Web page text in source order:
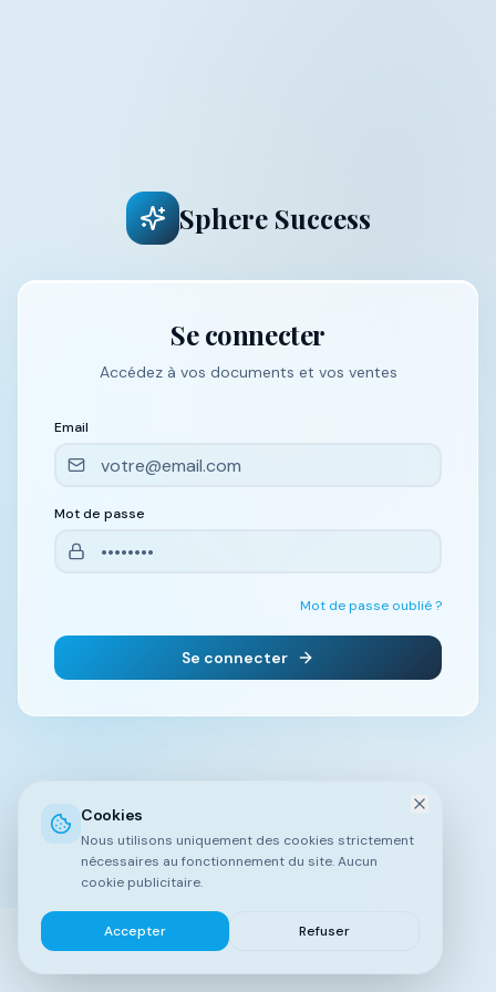
Sphere Success
Se connecter
Accédez à vos documents et vos ventes
Email
Mot de passe
Mot de passe oublié ?
Se connecter
Cookies
Nous utilisons uniquement des cookies strictement
nécessaires au fonctionnement du site. Aucun
cookie publicitaire.
Accepter Refuser